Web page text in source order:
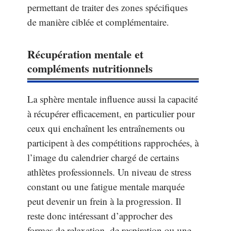
permettant de traiter des zones spécifiques
de manière ciblée et complémentaire.
Récupération mentale et
compléments nutritionnels
La sphère mentale influence aussi la capacité
à récupérer efficacement, en particulier pour
ceux qui enchaînent les entraînements ou
participent à des compétitions rapprochées, à
l’image du calendrier chargé de certains
athlètes professionnels. Un niveau de stress
constant ou une fatigue mentale marquée
peut devenir un frein à la progression. Il
reste donc intéressant d’approcher des